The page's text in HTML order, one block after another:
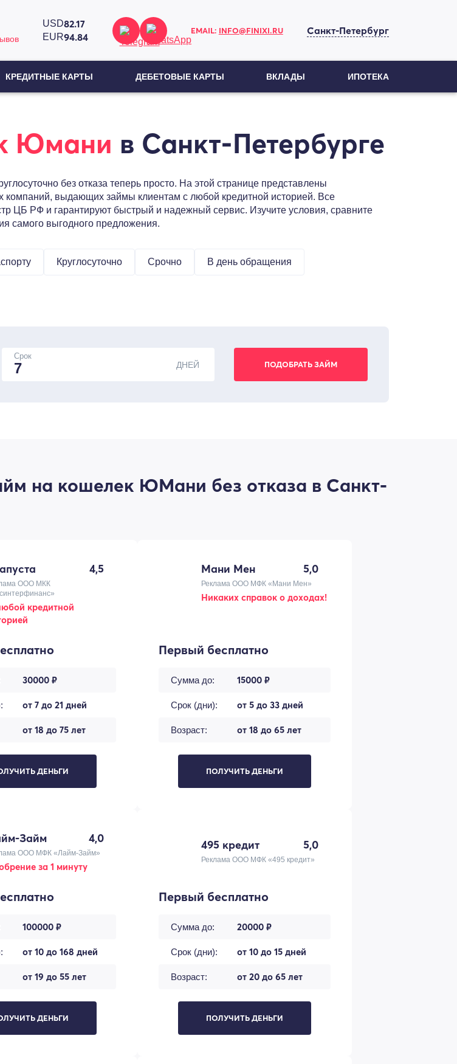
USD82.17
EUR94.84
EMAIL: INFO@FINIXI.RU Санкт-Петербург
КРЕДИТНЫЕ КАРТЫ ДЕБЕТОВЫЕ КАРТЫ ВКЛАДЫ ИПОТЕКА
Юмани в Санкт-Петербурге
без отказа теперь просто. На этой странице представлены
выдающих займы клиентам с любой кредитной историей. Все
ЦБ РФ и гарантируют быстрый и надежный сервис. Изучите условия, сравните
самого выгодного предложения.
Круглосуточно Срочно В день обращения
Срок
ДНЕЙ
на кошелек ЮМани без отказа в Санкт-
4,5
ООО МКК
кредитной
30000 ₽
от 7 до 21 дней
от 18 до 75 лет
ДЕНЬГИ
Мани Мен 5,0
Реклама ООО МФК «Мани Мен»
Никаких справок о доходах!
Первый бесплатно
Сумма до: 15000 ₽
Срок (дни): от 5 до 33 дней
Возраст: от 18 до 65 лет
ПОЛУЧИТЬ ДЕНЬГИ
Займ 4,0
ООО МФК «Лайм-Займ»
за 1 минуту
100000 ₽
от 10 до 168 дней
от 19 до 55 лет
ДЕНЬГИ
495 кредит 5,0
Реклама ООО МФК «495 кредит»
Первый бесплатно
Сумма до: 20000 ₽
Срок (дни): от 10 до 15 дней
Возраст: от 20 до 65 лет
ПОЛУЧИТЬ ДЕНЬГИ